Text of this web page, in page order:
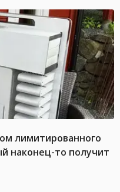
лимитированного
наконец-то получит